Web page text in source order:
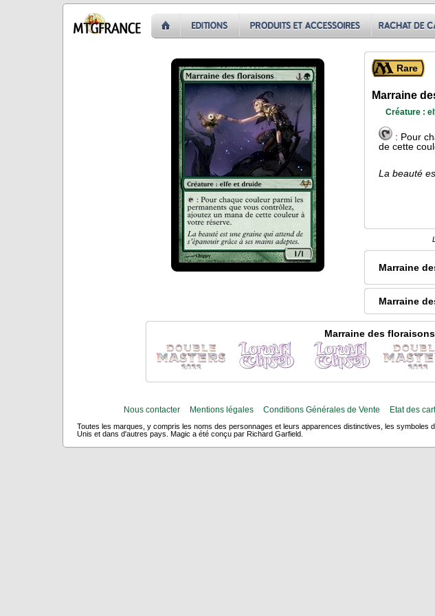
Rare
Marraine
Créature :
: Pour
de cette
La beauté
Marraine
Marraine
Marraine des floraisons
Nous contacter Mentions légales Conditions Générales de Vente Etat des
Toutes les marques, y compris les noms des personnages et leurs apparences distinctives, les
Unis et dans d'autres pays. Magic a été conçu par Richard Garfield.